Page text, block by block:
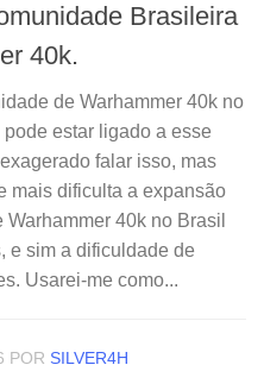
Brasileira
40k.
de Warhammer 40k no
estar ligado a esse
falar isso, mas
mais dificulta a expansão
40k no Brasil
e sim a dificuldade de
Usarei-me como...
POR SILVER4H